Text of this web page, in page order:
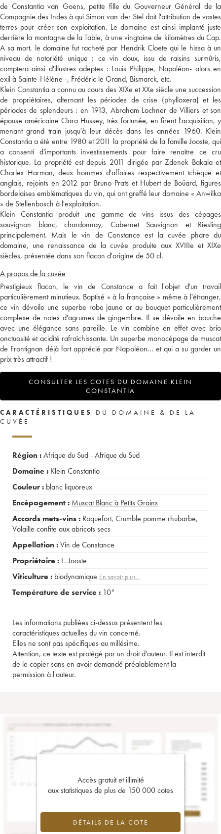
de Constantia van Goens, petite fille du Gouverneur Général de la
Compagnie des Indes à qui Simon van der Stel doit l'attribution de vastes
terres pour créer son exploitation. Le domaine est ainsi implanté juste
derrière la montagne de la Table, à une vingtaine de kilomètres du Cap.
A sa mort, le domaine fut racheté par Hendrik Cloete qui le hissa à un
niveau de notoriété unique : ce vin doux, issu de raisins surmûris,
comptera ainsi d'illustres adeptes : Louis Philippe, Napoléon- alors en
exil à Sainte-Hélène -, Frédéric le Grand, Bismarck, etc.
Klein Constantia a connu au cours des XIXe et XXe siècle une succession
de propriétaires, alternant les périodes de crise (phylloxera) et les
périodes de splendeurs : en 1913, Abraham Lochner de Villiers et son
épouse américaine Clara Hussey, très fortunée, en firent l'acquisition, y
menant grand train jusqu'à leur décès dans les années 1960. Klein
Constantia a été entre 1980 et 2011 la propriété de la famille Jooste, qui
a consenti d'importants investissements pour faire renaître ce cru
historique. La propriété est depuis 2011 dirigée par Zdenek Bakala et
Charles Harman, deux hommes d'affaires respectivement tchèque et
anglais, rejoints en 2012 par Bruno Prats et Hubert de Boüard, figures
bordelaises emblématiques du vin, qui ont greffé leur domaine « Anwilka
» de Stellenbosch à l'exploitation.
Klein Constantia produit une gamme de vins issus des cépages
sauvignon blanc, chardonnay, Cabernet Sauvignon et Riesling
principalement. Mais le vin de Constance est la cuvée phare du
domaine, une renaissance de la cuvée produite aux XVIIIe et XIXe
siècles, présentée dans son flacon d'origine de 50 cl.
A propos de la cuvée
Prestigieux flacon, le vin de Constance a fait l'objet d'un travail
particulièrement minutieux. Baptisé « à la française » même à l'étranger,
ce vin dévoile une superbe robe jaune or au bouquet particulièrement
complexe de notes d'agrumes de gingembre. Il se dévoile en bouche
avec une élégance sans pareille. Le vin combine en effet avec brio
onctuosité et acidité rafraîchissante. Un superbe monocépage de muscat
de Frontignan déjà fort apprécié par Napoléon... et qui a su garder un
prix très attractif !
CONSULTER LES COTES DU DOMAINE KLEIN
CONSTANTIA
CARACTÉRISTIQUES
DU DOMAINE & DE LA
CUVÉE
Région :Afrique du Sud - Afrique du Sud
Domaine : Klein Constantia
Couleur : blanc liquoreux
Encépagement : Muscat Blanc à Petits Grains
Accords mets-vins : Roquefort, Crumble pomme rhubarbe,
Volaille confite aux abricots secs
Appellation :Vin de Constance
Propriétaire : L. Jooste
Viticulture : biodynamique En savoir plus...
Température de service : 10°
Les informations publiées ci-dessus présentent les
caractéristiques actuelles du vin concerné.
Elles ne sont pas spécifiques au millésime.
Attention, ce texte est protégé par un droit d'auteur. Il est interdit
de le copier sans en avoir demandé préalablement la
permission à l'auteur.
Accès gratuit et illimité
aux statistiques de plus de 150 000 cotes
DÉTAILS DE LA COTE